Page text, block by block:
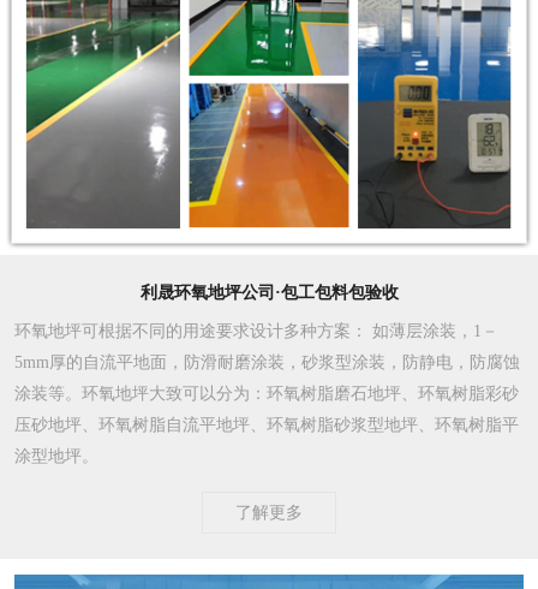
利晟环氧地坪公司·包工包料包验收
环氧地坪可根据不同的用途要求设计多种方案 ： 如薄层涂装，1－
5mm厚的自流平地面，防滑耐磨涂装，砂浆型涂装，防静电，防腐蚀
涂装等。环氧地坪大致可以分为：环氧树脂磨石地坪、环氧树脂彩砂
压砂地坪、环氧树脂自流平地坪、环氧树脂砂浆型地坪、环氧树脂平
涂型地坪。
了解更多